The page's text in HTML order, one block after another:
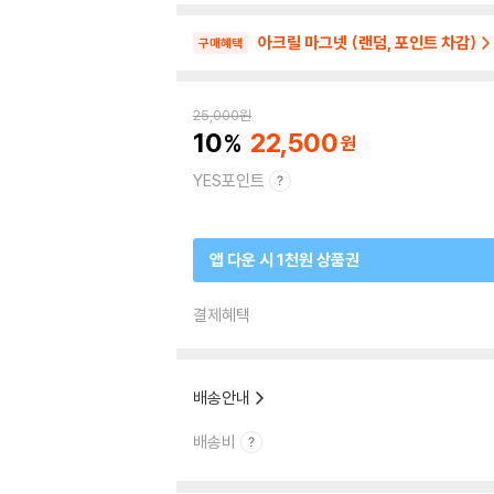
구매혜택 아크릴 마그넷 (랜덤, 포인트 차감)
25,000원
10 22,500
YES포인트
앱 다운 시 1천원 상품권
결제혜택
배송안내
배송비